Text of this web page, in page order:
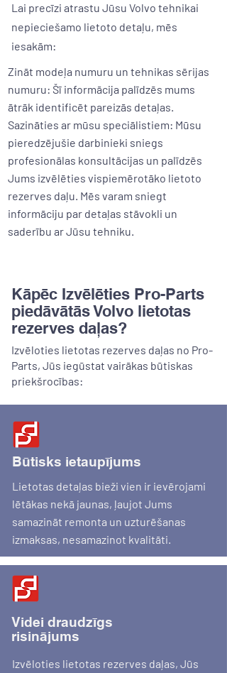
Lai precīzi atrastu Jūsu Volvo tehnikai
nepieciešamo lietoto detaļu, mēs
iesakām:
Zināt modeļa numuru un tehnikas sērijas
numuru: Šī informācija palīdzēs mums
ātrāk identificēt pareizās detaļas.
Sazināties ar mūsu speciālistiem: Mūsu
pieredzējušie darbinieki sniegs
profesionālas konsultācijas un palīdzēs
Jums izvēlēties vispiemērotāko lietoto
rezerves daļu. Mēs varam sniegt
informāciju par detaļas stāvokli un
saderību ar Jūsu tehniku.
Kāpēc Izvēlēties Pro-Parts
piedāvātās Volvo lietotas
rezerves daļas?
Izvēloties lietotas rezerves daļas no Pro-
Parts, Jūs iegūstat vairākas būtiskas
priekšrocības:
Būtisks ietaupījums
Lietotas detaļas bieži vien ir ievērojami
lētākas nekā jaunas, ļaujot Jums
samazināt remonta un uzturēšanas
izmaksas, nesamazinot kvalitāti.
Videi draudzīgs
risinājums
Izvēloties lietotas rezerves daļas, Jūs